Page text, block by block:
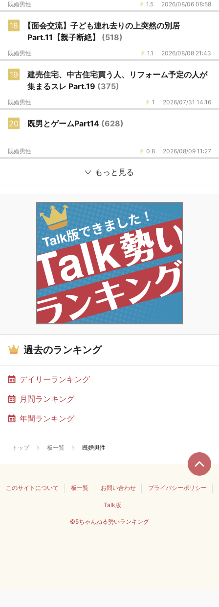
1.5 2026/08/06 08:58
既婚男性
18
【面会交流】子ども連れ去りの上突然の別居
Part.11【親子断絶】 (518)
1.1 2026/08/08 21:43
既婚男性
19
建売住宅、中古住宅買う人、リフォーム予定の人が
集まるスレ Part.19 (375)
1 2026/07/31 14:16
既婚男性
20 既男とゲームPart14 (628)
0.8 2026/08/09 11:27
既婚男性
もっと見る
過去のランキング
デイリーランキング
月間ランキング
年間ランキング
トップ 板一覧 既婚男性
このサイトについて 板一覧 お問い合わせ プライバシーポリシー
Talk版
©5ちゃんねる勢いランキング